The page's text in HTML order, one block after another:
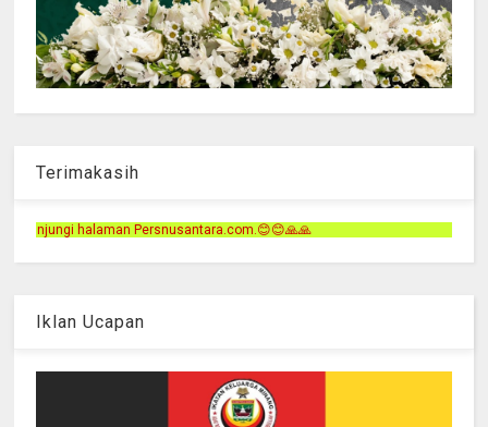
Terimakasih
Iklan Ucapan